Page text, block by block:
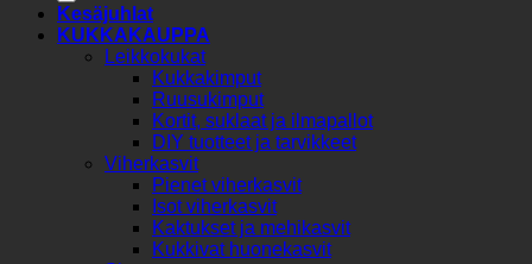
Kesäjuhlat
KUKKAKAUPPA
Leikkokukat
Kukkakimput
Ruusukimput
Kortit, suklaat ja ilmapallot
DIY tuotteet ja tarvikkeet
Viherkasvit
Pienet viherkasvit
Isot viherkasvit
Kaktukset ja mehikasvit
Kukkivat huonekasvit